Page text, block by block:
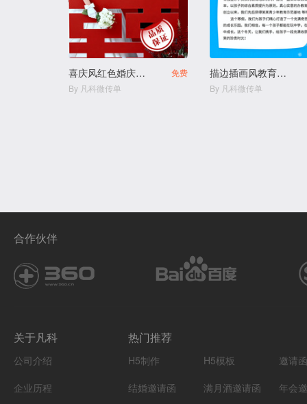
喜庆风红色婚庆用品结婚用品店
免费
By 凡科微传单
描边插画风教育培训幼小衔接寒假班拼团生宣传
By 凡科微传单
合作伙伴
关于凡科
公司介绍
企业历程
热门推荐
H5制作 H5模板
邀请
结婚邀请函
满月酒邀请函
年会